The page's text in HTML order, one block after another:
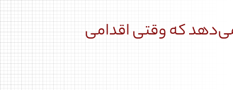
که وقتی اقدامی